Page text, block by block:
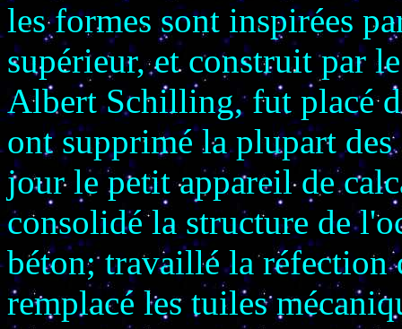
les formes sont inspirées
supérieur, et construit par
Albert Schilling, fut placé
ont supprimé la plupart
jour le petit appareil de
consolidé la structure de
béton; travaillé la réfection
remplacé les tuiles